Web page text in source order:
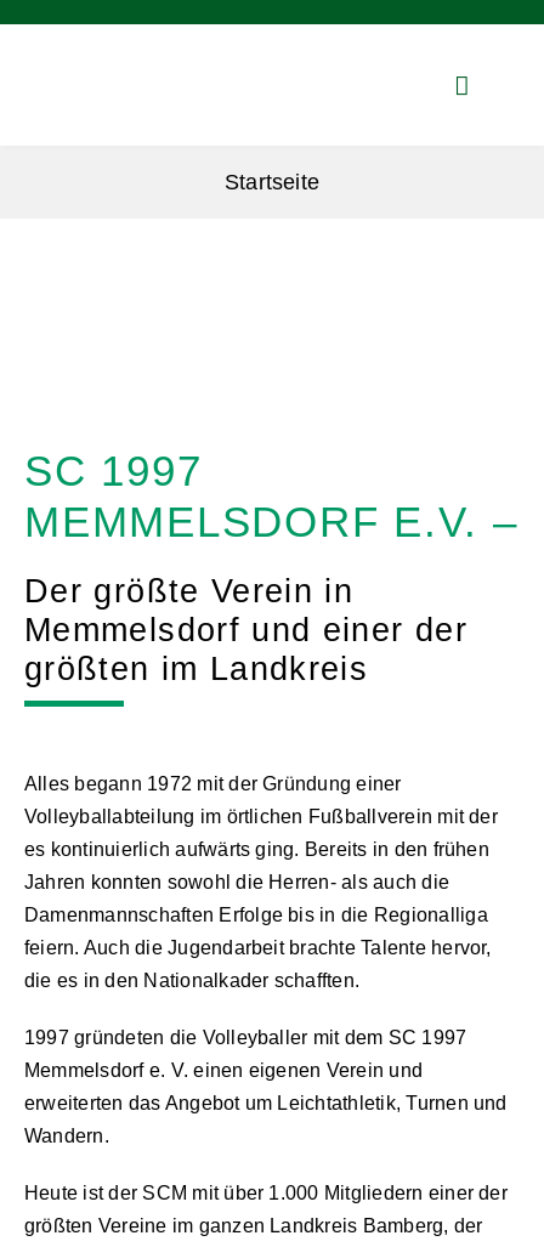
Startseite
SC 1997
MEMMELSDORF E.V. –
Der größte Verein in
Memmelsdorf und einer der
größten im Landkreis
Alles begann 1972 mit der Gründung einer
Volleyballabteilung im örtlichen Fußballverein mit der
es kontinuierlich aufwärts ging. Bereits in den frühen
Jahren konnten sowohl die Herren- als auch die
Damenmannschaften Erfolge bis in die Regionalliga
feiern. Auch die Jugendarbeit brachte Talente hervor,
die es in den Nationalkader schafften.
1997 gründeten die Volleyballer mit dem SC 1997
Memmelsdorf e. V. einen eigenen Verein und
erweiterten das Angebot um Leichtathletik, Turnen und
Wandern.
Heute ist der SCM mit über 1.000 Mitgliedern einer der
größten Vereine im ganzen Landkreis Bamberg, der